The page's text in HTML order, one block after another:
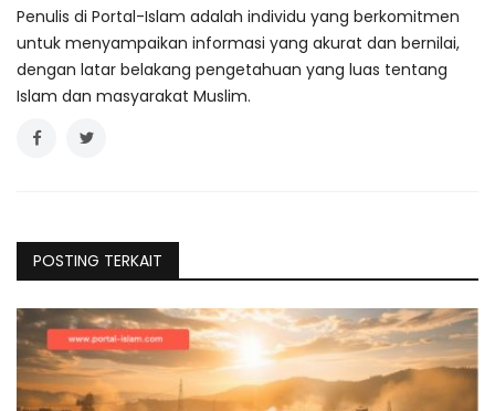
Penulis di Portal-Islam adalah individu yang berkomitmen
untuk menyampaikan informasi yang akurat dan bernilai,
dengan latar belakang pengetahuan yang luas tentang
Islam dan masyarakat Muslim.
POSTING TERKAIT